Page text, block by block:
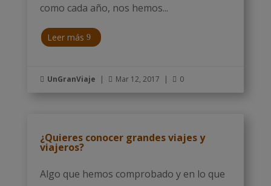
como cada año, nos hemos...
Leer más
 UnGranViaje |  Mar 12, 2017 |  0
¿Quieres conocer grandes viajes y
viajeros?
Algo que hemos comprobado y en lo que